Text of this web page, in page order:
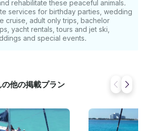
rehabilitate these peaceful animals.
services for birthday parties, wedding
cruise, adult only trips, bachelor
yacht rentals, tours and jet ski,
and special events.
他の掲載プラン